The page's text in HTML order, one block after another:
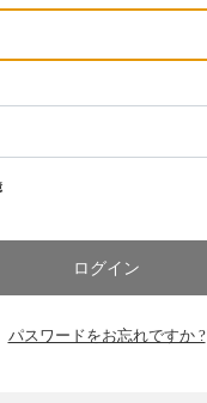
パスワードをお忘れですか ?